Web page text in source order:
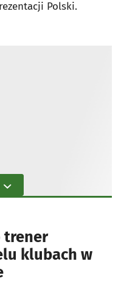
Polski.
trener
klubach w